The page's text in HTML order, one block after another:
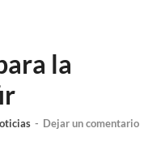
la
- Dejar un comentario